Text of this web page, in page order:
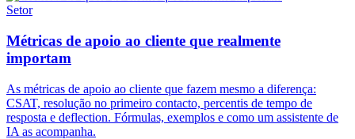
Setor
Métricas de apoio ao cliente que realmente
importam
As métricas de apoio ao cliente que fazem mesmo a diferença:
CSAT, resolução no primeiro contacto, percentis de tempo de
resposta e deflection. Fórmulas, exemplos e como um assistente de
IA as acompanha.